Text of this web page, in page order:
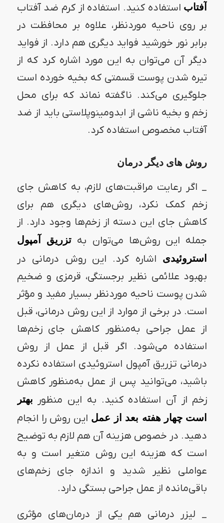
آفتاب استفاده کنید. استفاده از کرم ضد آفتاب
بر روی ناحیه موردنظر، علاوه بر محافظت در
برابر نور خورشید فواید دیگری هم دارد. از فواید
دیگر آن می‌توان به این مورد اشاره کرد که از
تیره شدن پوست قسمتی که بخیه خورده است
جلوگیری می‌کند. ناگفته نماند که برای محل
زخم و بخیه ناشی از ابدومینوپلاستی باید از ضد
آفتاب مخصوص استفاده کرد.
روش های دیگر درمان
_ اگر رعایت مراقبت‌های لازم، به کاهش جای
زخم کمک نکرد، روش‌های دیگری هم برای
کاهش جای این دسته از زخم‌ها وجود دارد. از
جمله این روش‌ها می‌توان بهتزریق آمپول
استروئیدی
اشاره کرد. این روش درمانی در
بهبود علائمی نظیر برجستگی، قرمزی و ضخیم
شدن پوست ناحیه موردنظر بسیار مفید و مؤثر
است. در برخی از موارد از این روش درمانی، قبل
از عمل جراحی به‌منظور کاهش جای زخم‌ها
استفاده می‌شود‌. اگر قبل از عمل از روش
درمانی تزریق آمپول استروئیدی استفاده نکرده
باشید، می‌توانید پس از عمل به‌منظور کاهش
زخم از آن استفاده کنید‌. به این منظور
بهتر
است چهار هفته بعد از عمل این روش را انجام
دهید‌. در خصوص هزینه آن هم لازم به توضیح
است که هزینه این روش متغیر است و به
عواملی نظیر شدید و اندازه جای زخم‌های
باقی‌مانده از عمل جراحی بستگی دارد.
_ لیزر درمانی هم یکی از درمان‌های مؤثری